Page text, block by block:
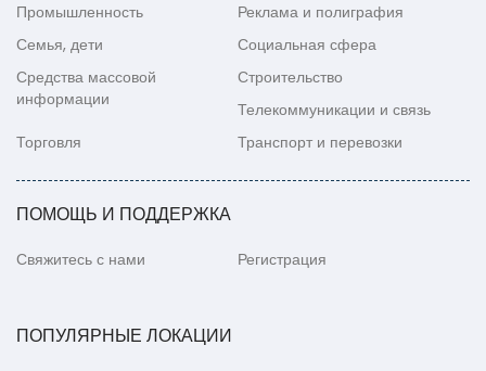
Промышленность
Реклама и полиграфия
Семья, дети
Социальная сфера
Средства массовой
информации
Строительство
Телекоммуникации и связь
Торговля
Транспорт и перевозки
ПОМОЩЬ И ПОДДЕРЖКА
Свяжитесь с нами Регистрация
ПОПУЛЯРНЫЕ ЛОКАЦИИ